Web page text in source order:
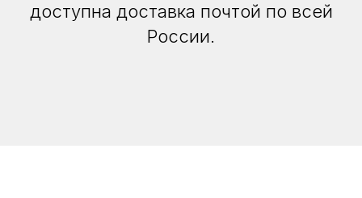
доступна доставка почтой по всей
России.